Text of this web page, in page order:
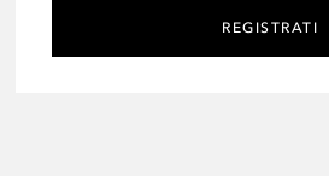
REGISTRATI